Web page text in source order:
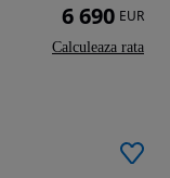
6 690 EUR
Calculeaza rata